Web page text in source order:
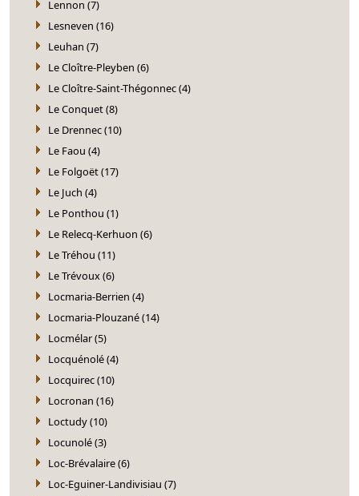
Lennon (7)
Lesneven (16)
Leuhan (7)
Le Cloître-Pleyben (6)
Le Cloître-Saint-Thégonnec (4)
Le Conquet (8)
Le Drennec (10)
Le Faou (4)
Le Folgoët (17)
Le Juch (4)
Le Ponthou (1)
Le Relecq-Kerhuon (6)
Le Tréhou (11)
Le Trévoux (6)
Locmaria-Berrien (4)
Locmaria-Plouzané (14)
Locmélar (5)
Locquénolé (4)
Locquirec (10)
Locronan (16)
Loctudy (10)
Locunolé (3)
Loc-Brévalaire (6)
Loc-Eguiner-Landivisiau (7)